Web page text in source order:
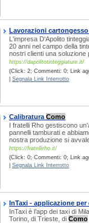
Lavorazioni cartongesso
L'impresa D'Apolito
20 anni nel campo della
nostri clienti una soluzione
https://dapolitotinteggiature.it/
(Click: 2; Commenti: 0; Link
Segnala Link Interrotto
Calibratura Como
I fratelli Rho gestiscono
pannelli tamburati e
nostra produzione si
https://fratellirho.it/
(Click: 0; Commenti: 0; Link
Segnala Link Interrotto
InTaxi - applicazione
InTaxi è l’app dei taxi di
Torino, di Trieste, di Como